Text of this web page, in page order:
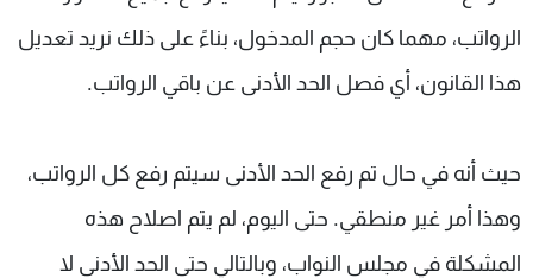
الرواتب، مهما كان حجم المدخول، بناءً على ذلك نريد تعديل
هذا القانون، أي فصل الحد الأدنى عن باقي الرواتب.
حيث أنه في حال تم رفع الحد الأدنى سيتم رفع كل الرواتب،
وهذا أمر غير منطقي. حتى اليوم، لم يتم اصلاح هذه
المشكلة في مجلس النواب، وبالتالي حتى الحد الأدنى لا